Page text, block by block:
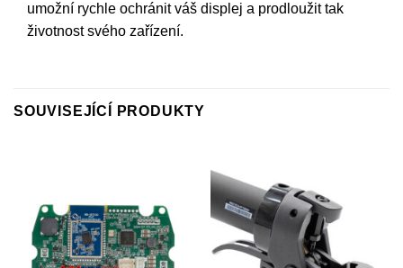
umožní rychle ochránit váš displej a prodloužit tak
životnost svého zařízení.
SOUVISEJÍCÍ PRODUKTY